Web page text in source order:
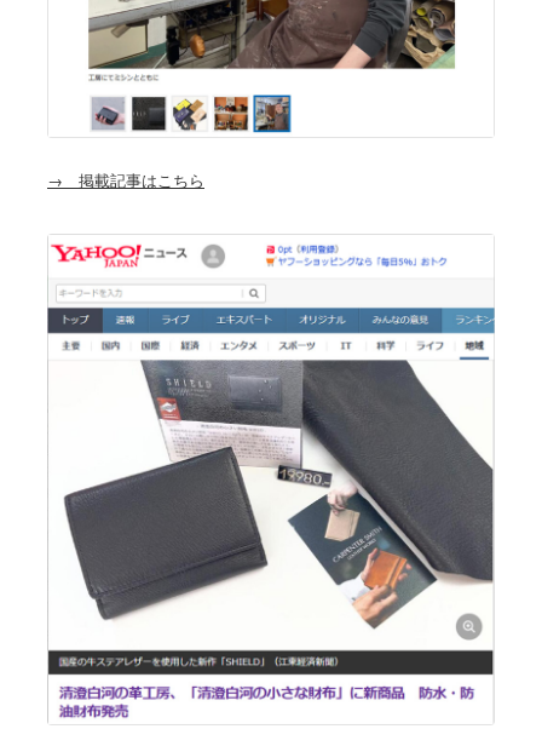
→ 掲載記事はこちら